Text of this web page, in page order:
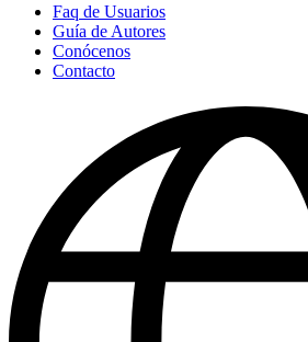
Faq de Usuarios
Guía de Autores
Conócenos
Contacto